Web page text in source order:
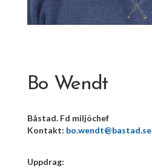
Bo Wendt
Båstad. Fd miljöchef
Kontakt: bo.wendt@bastad.se
Uppdrag: